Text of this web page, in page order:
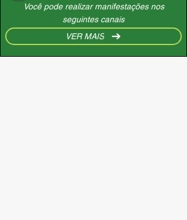
Você pode realizar manifestações nos
seguintes canais
VER MAIS